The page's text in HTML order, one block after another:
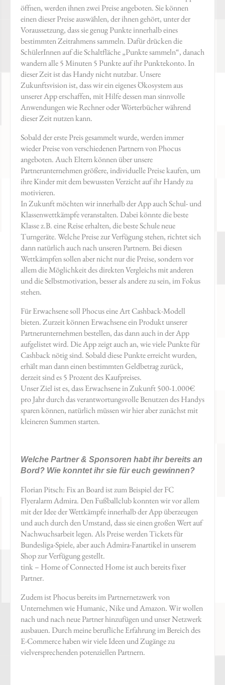
öffnen, werden ihnen zwei Preise angeboten. Sie können
einen dieser Preise auswählen, der ihnen gehört, unter der
Voraussetzung, dass sie genug Punkte innerhalb eines
bestimmten Zeitrahmens sammeln. Dafür drücken die
SchülerInnen auf die Schaltfläche „Punkte sammeln“, danach
wandern alle 5 Minuten 5 Punkte auf ihr Punktekonto. In
dieser Zeit ist das Handy nicht nutzbar. Unsere
Zukunftsvision ist, dass wir ein eigenes Ökosystem aus
unserer App erschaffen, mit Hilfe dessen man sinnvolle
Anwendungen wie Rechner oder Wörterbücher während
dieser Zeit nutzen kann.
Sobald der erste Preis gesammelt wurde, werden immer
wieder Preise von verschiedenen Partnern von Phocus
angeboten. Auch Eltern können über unsere
Partnerunternehmen größere, individuelle Preise kaufen, um
ihre Kinder mit dem bewussten Verzicht auf ihr Handy zu
motivieren.
In Zukunft möchten wir innerhalb der App auch Schul- und
Klassenwettkämpfe veranstalten. Dabei könnte die beste
Klasse z.B. eine Reise erhalten, die beste Schule neue
Turngeräte. Welche Preise zur Verfügung stehen, richtet sich
dann natürlich auch nach unseren Partnern. Bei diesen
Wettkämpfen sollen aber nicht nur die Preise, sondern vor
allem die Möglichkeit des direkten Vergleichs mit anderen
und die Selbstmotivation, besser als andere zu sein, im Fokus
stehen.
Für Erwachsene soll Phocus eine Art Cashback-Modell
bieten. Zurzeit können Erwachsene ein Produkt unserer
Partnerunternehmen bestellen, das dann auch in der App
aufgelistet wird. Die App zeigt auch an, wie viele Punkte für
Cashback nötig sind. Sobald diese Punkte erreicht wurden,
erhält man dann einen bestimmten Geldbetrag zurück,
derzeit sind es 5 Prozent des Kaufpreises.
Unser Ziel ist es, dass Erwachsene in Zukunft 500-1.000€
pro Jahr durch das verantwortungsvolle Benutzen des Handys
sparen können, natürlich müssen wir hier aber zunächst mit
kleineren Summen starten.
Welche Partner & Sponsoren habt ihr bereits an
Bord? Wie konntet ihr sie für euch gewinnen?
Florian Pitsch: Fix an Board ist zum Beispiel der FC
Flyeralarm Admira. Den Fußballclub konnten wir vor allem
mit der Idee der Wettkämpfe innerhalb der App überzeugen
und auch durch den Umstand, dass sie einen großen Wert auf
Nachwuchsarbeit legen. Als Preise werden Tickets für
Bundesliga-Spiele, aber auch Admira-Fanartikel in unserem
Shop zur Verfügung gestellt.
tink – Home of Connected Home ist auch bereits fixer
Partner.
Zudem ist Phocus bereits im Partnernetzwerk von
Unternehmen wie Humanic, Nike und Amazon. Wir wollen
nach und nach neue Partner hinzufügen und unser Netzwerk
ausbauen. Durch meine berufliche Erfahrung im Bereich des
E-Commerce haben wir viele Ideen und Zugänge zu
vielversprechenden potenziellen Partnern.